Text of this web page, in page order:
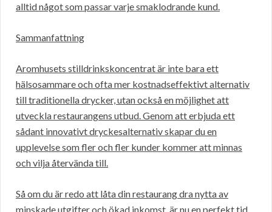
alltid något som passar varje smaklodrande kund.
Sammanfattning
Aromhusets stilldrinkskoncentrat är inte bara ett
hälsosammare och ofta mer kostnadseffektivt alternativ
till traditionella drycker, utan också en möjlighet att
utveckla restaurangens utbud. Genom att erbjuda ett
sådant innovativt dryckesalternativ skapar du en
upplevelse som fler och fler kunder kommer att minnas
och vilja återvända till.
Så om du är redo att låta din restaurang dra nytta av
minskade utgifter och ökad inkomst, är nu en perfekt tid